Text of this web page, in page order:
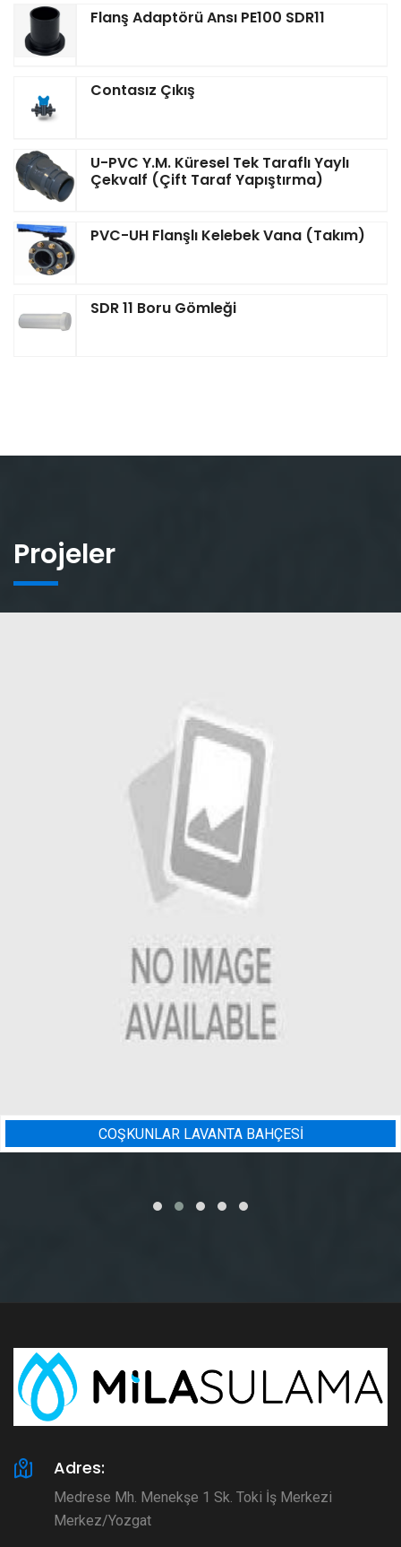
Flanş Adaptörü Ansı PE100 SDR11
Contasız Çıkış
U-PVC Y.M. Küresel Tek Taraflı Yaylı
Çekvalf (Çift Taraf Yapıştırma)
PVC-UH Flanşlı Kelebek Vana (Takım)
SDR 11 Boru Gömleği
Projeler
BADEM BAHÇESI SULAMA
Adres:
Medrese Mh. Menekşe 1 Sk. Toki İş Merkezi
Merkez/Yozgat